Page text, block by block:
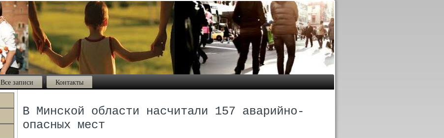
Все записи Контакты
В Минской области насчитали 157 аварийно-
опасных мест